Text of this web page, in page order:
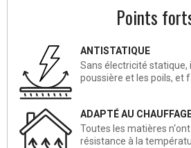
Points
ANTISTATIQUE
Sans électricité statique,
poussière et les poils, et
ADAPTÉ AU
Toutes les matières
résistance à la